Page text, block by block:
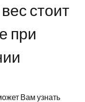
стоит
при
Вам узнать